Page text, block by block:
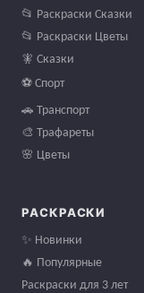
📂 Раскраски Сказки
📂 Раскраски Цветы
🧚 Сказки
⚽ Спорт
🚗 Транспорт
🎨 Трафареты
🌸 Цветы
РАСКРАСКИ
✨ Новинки
🔥 Популярные
Раскраски для 3 лет